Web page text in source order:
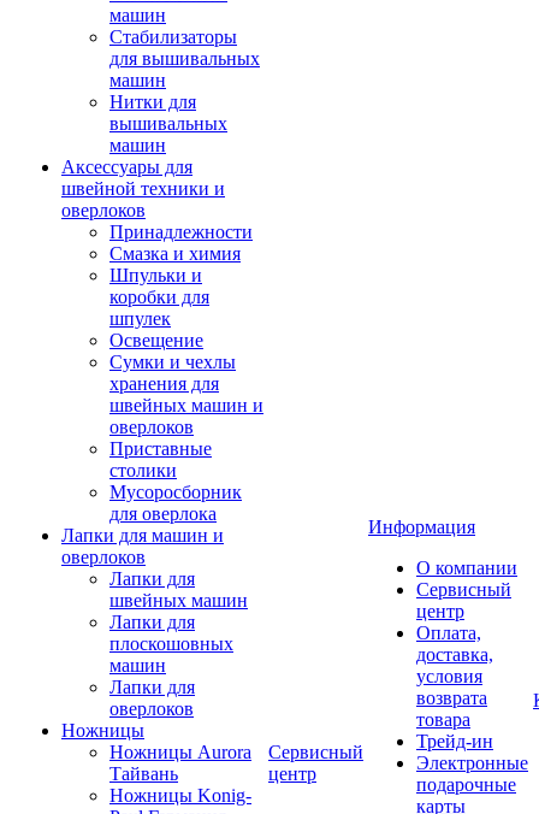
машин
Стабилизаторы
для вышивальных
машин
Нитки для
вышивальных
машин
Аксессуары для
швейной техники и
оверлоков
Принадлежности
Смазка и химия
Шпульки и
коробки для
шпулек
Освещение
Сумки и чехлы
хранения для
швейных машин и
оверлоков
Приставные
столики
Мусоросборник
для оверлока
Лапки для машин и
оверлоков
Лапки для
швейных машин
Лапки для
плоскошовных
машин
Лапки для
оверлоков
Ножницы
Ножницы Aurora
Тайвань
Ножницы Konig-
Сервисный
центр
Информация
О компании
Сервисный
центр
Оплата,
доставка,
условия
возврата
товара
Трейд-ин
Электронные
подарочные
карты